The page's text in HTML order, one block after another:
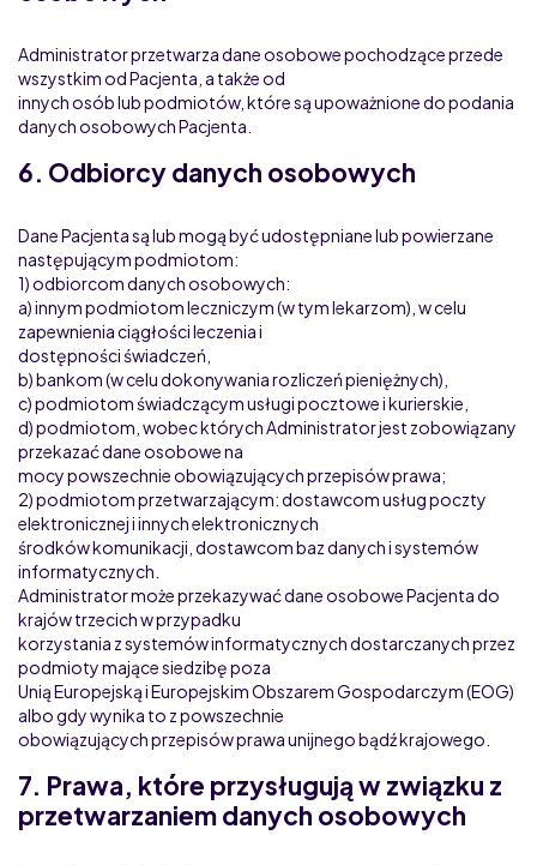
Administrator przetwarza dane osobowe pochodzące przede
wszystkim od Pacjenta, a także od
innych osób lub podmiotów, które są upoważnione do podania
danych osobowych Pacjenta.
6. Odbiorcy danych osobowych
Dane Pacjenta są lub mogą być udostępniane lub powierzane
następującym podmiotom:
1) odbiorcom danych osobowych:
a) innym podmiotom leczniczym (w tym lekarzom), w celu
zapewnienia ciągłości leczenia i
dostępności świadczeń,
b) bankom (w celu dokonywania rozliczeń pieniężnych),
c) podmiotom świadczącym usługi pocztowe i kurierskie,
d) podmiotom, wobec których Administrator jest zobowiązany
przekazać dane osobowe na
mocy powszechnie obowiązujących przepisów prawa;
2) podmiotom przetwarzającym: dostawcom usług poczty
elektronicznej i innych elektronicznych
środków komunikacji, dostawcom baz danych i systemów
informatycznych.
Administrator może przekazywać dane osobowe Pacjenta do
krajów trzecich w przypadku
korzystania z systemów informatycznych dostarczanych przez
podmioty mające siedzibę poza
Unią Europejską i Europejskim Obszarem Gospodarczym (EOG)
albo gdy wynika to z powszechnie
obowiązujących przepisów prawa unijnego bądź krajowego.
7. Prawa, które przysługują w związku z
przetwarzaniem danych osobowych